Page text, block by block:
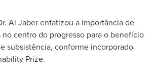
Al Jaberenfatizou a importância de
no centro do progresso para o benefício
subsistência, conforme incorporado
Prize.